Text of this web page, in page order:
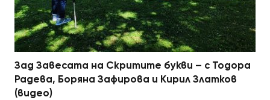
Зад Завесата на Скритите букви – с Тодора
Радева, Боряна Зафирова и Кирил Златков
(видео)